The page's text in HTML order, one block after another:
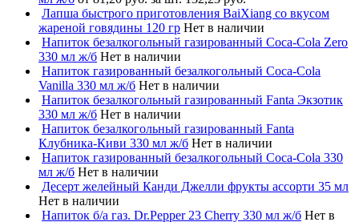
Лапша быстрого приготовления BaiXiang со вкусом
жареной говядины 120 гр Нет в наличии
Напиток безалкогольный газированный Coca-Cola Zero
330 мл ж/б Нет в наличии
Напиток газированный безалкогольный Coca-Cola
Vanilla 330 мл ж/б Нет в наличии
Напиток безалкогольный газированный Fanta Экзотик
330 мл ж/б Нет в наличии
Напиток безалкогольный газированный Fanta
Клубника-Киви 330 мл ж/б Нет в наличии
Напиток газированный безалкогольный Coca-Cola 330
мл ж/б Нет в наличии
Десерт желейный Канди Джелли фрукты ассорти 35 мл
Нет в наличии
Напиток б/а газ. Dr.Pepper 23 Cherry 330 мл ж/б Нет в